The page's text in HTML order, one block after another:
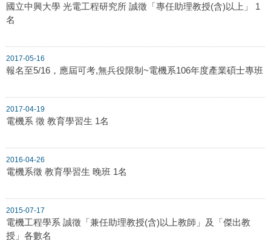
國立中興大學 光電工程研究所 誠徵「專任助理教授(含)以上」 1
名
2017-05-16
報名至5/16，應屆可考,無兵役限制~電機系106年度產業碩士專班
2017-04-19
電機系 徵 教育學習生 1名
2016-04-26
電機系徵 教育學習生 晚班 1名
2015-07-17
電機工程學系 誠徵「兼任助理教授(含)以上教師」及「傑出教
授」各數名